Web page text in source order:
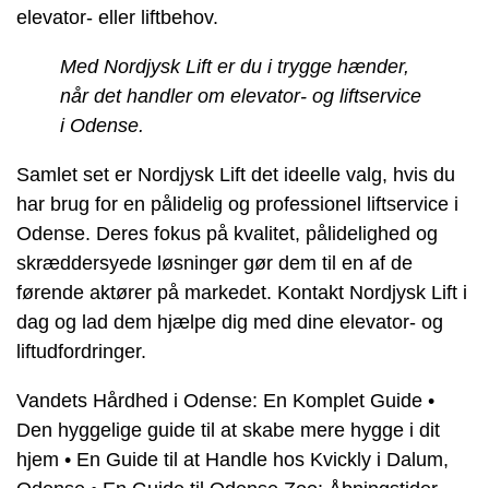
elevator- eller liftbehov.
Med Nordjysk Lift er du i trygge hænder,
når det handler om elevator- og liftservice
i Odense.
Samlet set er Nordjysk Lift det ideelle valg, hvis du
har brug for en pålidelig og professionel liftservice i
Odense. Deres fokus på kvalitet, pålidelighed og
skræddersyede løsninger gør dem til en af de
førende aktører på markedet. Kontakt Nordjysk Lift i
dag og lad dem hjælpe dig med dine elevator- og
liftudfordringer.
Vandets Hårdhed i Odense: En Komplet Guide •
Den hyggelige guide til at skabe mere hygge i dit
hjem • En Guide til at Handle hos Kvickly i Dalum,